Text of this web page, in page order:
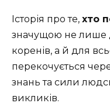
Історія про те, хто
значущою не лише
коренів, а й для
перекочується
знань та сили
викликів.